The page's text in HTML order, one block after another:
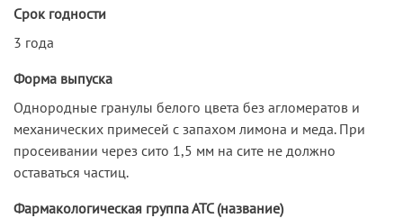
Срок годности
3 года
Форма выпуска
Однородные гранулы белого цвета без агломератов и
механических примесей с запахом лимона и меда. При
просеивании через сито 1,5 мм на сите не должно
оставаться частиц.
Фармакологическая группа АТС (название)